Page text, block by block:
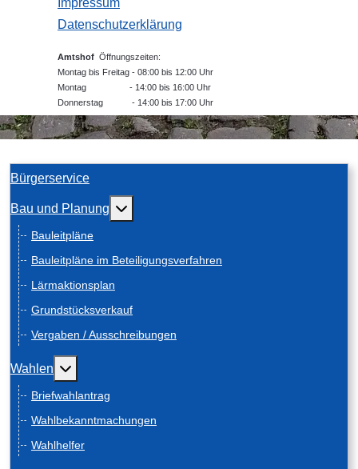
Impressum
Datenschutzerklärung
Amtshof Öffnungszeiten:
Montag bis Freitag - 08:00 bis 12:00 Uhr
Montag - 14:00 bis 16:00 Uhr
Donnerstag - 14:00 bis 17:00 Uhr
Bürgerservice
Bau und Planung Weitere Informationen: Bau und Planung
Bauleitpläne
Bauleitpläne im Beteiligungsverfahren
Lärmaktionsplan
Grundstücksverkauf
Vergaben / Ausschreibungen
Wahlen Weitere Informationen: Wahlen
Briefwahlantrag
Wahlbekanntmachungen
Wahlhelfer